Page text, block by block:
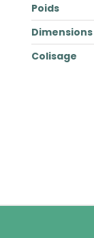
Poids
Dimensions
Colisage